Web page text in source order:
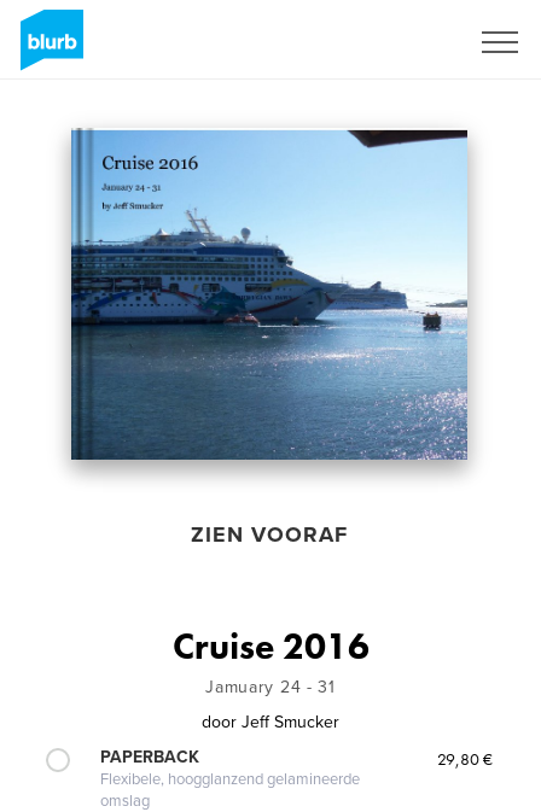
ZIEN VOORAF
Cruise 2016
Jamuary 24 - 31
door Jeff Smucker
PAPERBACK
Flexibele, hoogglanzend gelamineerde
omslag
29,80 €